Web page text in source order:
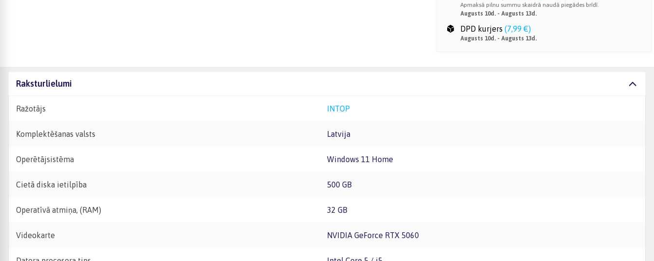
Apmaksā pilnu summu skaidrā naudā piegādes brīdī.
Augusts 10d. - Augusts 13d.
DPD kurjers (7,99 €)
Augusts 10d. - Augusts 13d.
Raksturlielumi
Ražotājs INTOP
Komplektēšanas valsts Latvija
Operētājsistēma Windows 11 Home
Cietā diska ietilpība 500 GB
Operatīvā atmiņa, (RAM) 32 GB
Videokarte NVIDIA GeForce RTX 5060